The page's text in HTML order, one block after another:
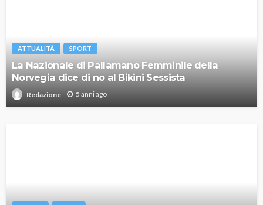
ATTUALITÀ SPORT
La Nazionale di Pallamano Femminile della
Norvegia dice di no al Bikini Sessista
Redazione 5 anni ago